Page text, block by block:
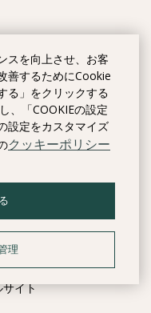
スを向上させ、お客
善するためにCookie
る」をクリックする
、「COOKIEの設定
設定をカスタマイズ
クッキーポリシー
理
スカヤ51
イト